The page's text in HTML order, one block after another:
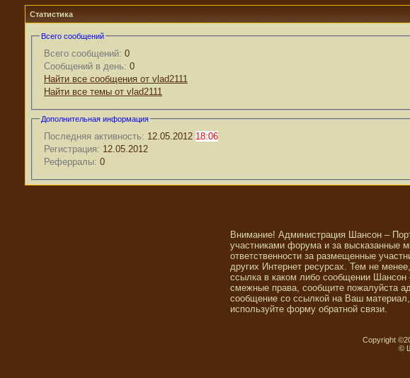
Статистика
Всего сообщений
Всего сообщений: 0
Сообщений в день: 0
Найти все сообщения от vlad2111
Найти все темы от vlad2111
Дополнительная информация
Последняя активность: 12.05.2012 18:06
Регистрация: 12.05.2012
Реферралы: 0
Внимание! Администрация Шансон –
участниками форума и за высказанные
ответственности за размещенные
других Интернет ресурсах. Тем не
ссылка в каком либо сообщении
смежные права, сообщите пожалуйста
сообщение со ссылкой на Ваш
используйте форму обратной связи.
Copyright
©